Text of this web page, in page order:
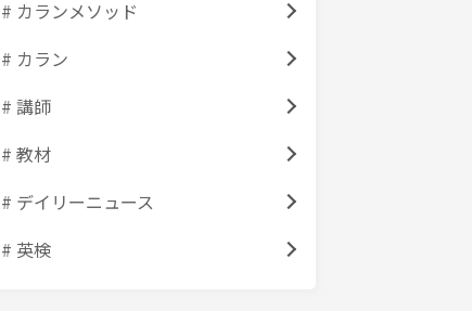
# カランメソッド
# カラン
# 講師
# 教材
# デイリーニュース
# 英検